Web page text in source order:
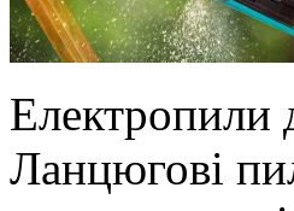
Електропили
Ланцюгові